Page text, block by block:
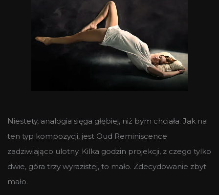
Niestety, analogia sięga głębiej, niż bym chciała. Jak na
ten typ kompozycji, jest Oud Reminiscence
zadziwiająco ulotny. Kilka godzin projekcji, z czego tylko
dwie, góra trzy wyrazistej, to mało. Zdecydowanie zbyt
mało.